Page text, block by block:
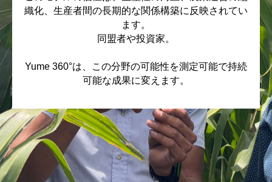
織化、生産者間の長期的な関係構築に反映されてい
ます。
同盟者や投資家。
Yume 360°は、この分野の可能性を測定可能で持続
可能な成果に変えます。